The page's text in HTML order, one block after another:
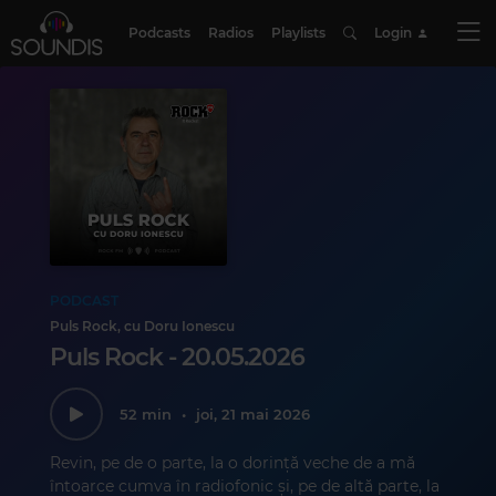
Podcasts Radios Playlists Login
Puls Rock, cu Doru Ionescu
Puls Rock - 20.05.2026
52 min • joi, 21 mai 2026
Revin, pe de o parte, la o dorință veche de a mă
întoarce cumva în radiofonic și, pe de altă parte, la